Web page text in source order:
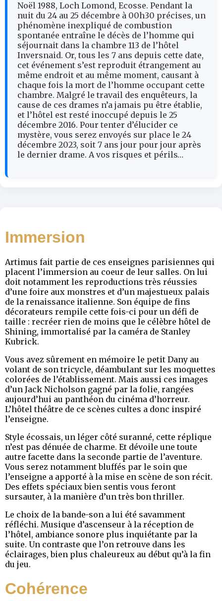
Noël 1988, Loch Lomond, Ecosse. Pendant la
nuit du 24 au 25 décembre à 00h30 précises, un
phénomène inexpliqué de combustion
spontanée entraîne le décès de l’homme qui
séjournait dans la chambre 113 de l’hôtel
Inversnaid. Or, tous les 7 ans depuis cette date,
cet événement s’est reproduit étrangement au
même endroit et au même moment, causant à
chaque fois la mort de l’homme occupant cette
chambre. Malgré le travail des enquêteurs, la
cause de ces drames n’a jamais pu être établie,
et l’hôtel est resté inoccupé depuis le 25
décembre 2016. Pour tenter d’élucider ce
mystère, vous serez envoyés sur place le 24
décembre 2023, soit 7 ans jour pour jour après
le dernier drame. A vos risques et périls…
Immersion
Artimus fait partie de ces enseignes parisiennes qui
placent l’immersion au coeur de leur salles. On lui
doit notamment les reproductions très réussies
d’une foire aux monstres et d’un majestueux palais
de la renaissance italienne. Son équipe de fins
décorateurs rempile cette fois-ci pour un défi de
taille : recréer rien de moins que le célèbre hôtel de
Shining, immortalisé par la caméra de Stanley
Kubrick.
Vous avez sûrement en mémoire le petit Dany au
volant de son tricycle, déambulant sur les moquettes
colorées de l’établissement. Mais aussi ces images
d’un Jack Nicholson gagné par la folie, rangées
aujourd’hui au panthéon du cinéma d’horreur.
L’hôtel théâtre de ce scènes cultes a donc inspiré
l’enseigne.
Style écossais, un léger côté suranné, cette réplique
n’est pas dénuée de charme. Et dévoile une toute
autre facette dans la seconde partie de l’aventure.
Vous serez notamment bluffés par le soin que
l’enseigne a apporté à la mise en scène de son récit.
Des effets spéciaux bien sentis vous feront
sursauter, à la manière d’un très bon thriller.
Le choix de la bande-son a lui été savamment
réfléchi. Musique d’ascenseur à la réception de
l’hôtel, ambiance sonore plus inquiétante par la
suite. Un contraste que l’on retrouve dans les
éclairages, bien plus chaleureux au début qu’à la fin
du jeu.
Cohérence